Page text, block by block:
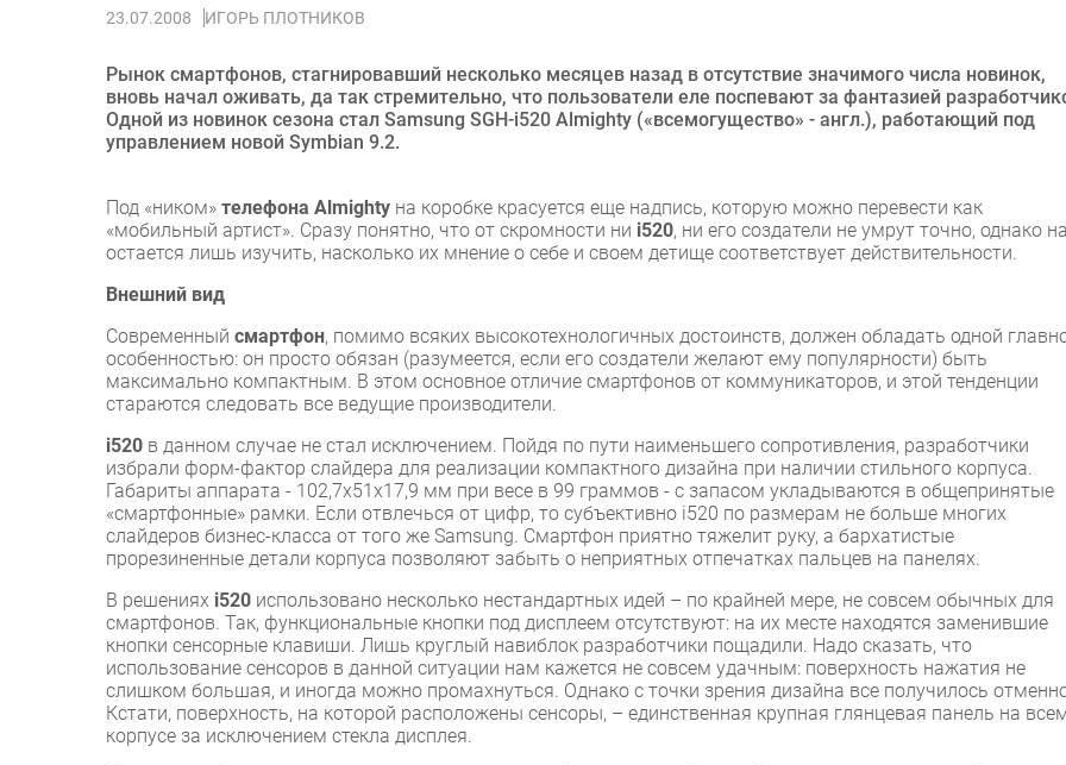
Автоматизация
Интернет
Мобильная связь
Интеграция
Рынок ПК
Оборудование
ПО
Кадры
Регулирование
Безопасность
Инновации
Здоровье
23.07.2008 ИГОРЬ ПЛОТНИКОВ
Рынок смартфонов, стагнировавший несколько месяцев назад в отсутствие значимого числа новинок,
вновь начал оживать, да так стремительно, что пользователи еле поспевают за фантазией
Одной из новинок сезона стал Samsung SGH-i520 Almighty («всемогущество» - англ.), работающий под
управлением новой Symbian 9.2.
Под «ником» телефона Almighty на коробке красуется еще надпись, которую можно перевести как
«мобильный артист». Сразу понятно, что от скромности ни i520, ни его создатели не умрут точно, однако
остается лишь изучить, насколько их мнение о себе и своем детище соответствует действительности.
Внешний вид
Современный смартфон, помимо всяких высокотехнологичных достоинств, должен обладать одной
особенностью: он просто обязан (разумеется, если его создатели желают ему популярности) быть
максимально компактным. В этом основное отличие смартфонов от коммуникаторов, и этой тенденции
стараются следовать все ведущие производители.
i520 в данном случае не стал исключением. Пойдя по пути наименьшего сопротивления, разработчики
избрали форм-фактор слайдера для реализации компактного дизайна при наличии стильного корпуса.
Габариты аппарата - 102,7x51x17,9 мм при весе в 99 граммов - с запасом укладываются в общепринятые
«смартфонные» рамки. Если отвлечься от цифр, то субъективно i520 по размерам не больше многих
слайдеров бизнес-класса от того же Samsung. Смартфон приятно тяжелит руку, а бархатистые
прорезиненные детали корпуса позволяют забыть о неприятных отпечатках пальцев на панелях.
В решениях i520 использовано несколько нестандартных идей – по крайней мере, не совсем обычных для
смартфонов. Так, функциональные кнопки под дисплеем отсутствуют: на их месте находятся заменившие
кнопки сенсорные клавиши. Лишь круглый навиблок разработчики пощадили. Надо сказать, что
использование сенсоров в данной ситуации нам кажется не совсем удачным: поверхность нажатия не
слишком большая, и иногда можно промахнуться. Однако с точки зрения дизайна все получилось
Кстати, поверхность, на которой расположены сенсоры, – единственная крупная глянцевая панель на
корпусе за исключением стекла дисплея.